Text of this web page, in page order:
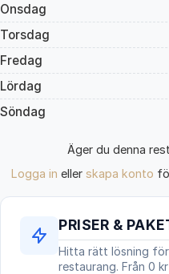
Onsdag
Torsdag
Fredag
Lördag
Söndag
Äger du denna
Logga in eller skapa konto
PRISER &
Hitta rätt lösning
restaurang. Från 0